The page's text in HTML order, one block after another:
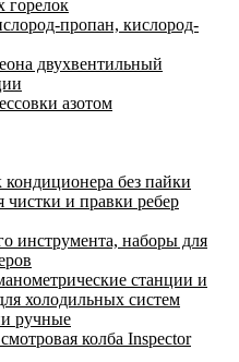
горелок
пропан, кислород-
двухвентильный
азотом
без пайки
и правки ребер
инструмента, наборы для
станции и
холодильных систем
ручные
колба Inspector